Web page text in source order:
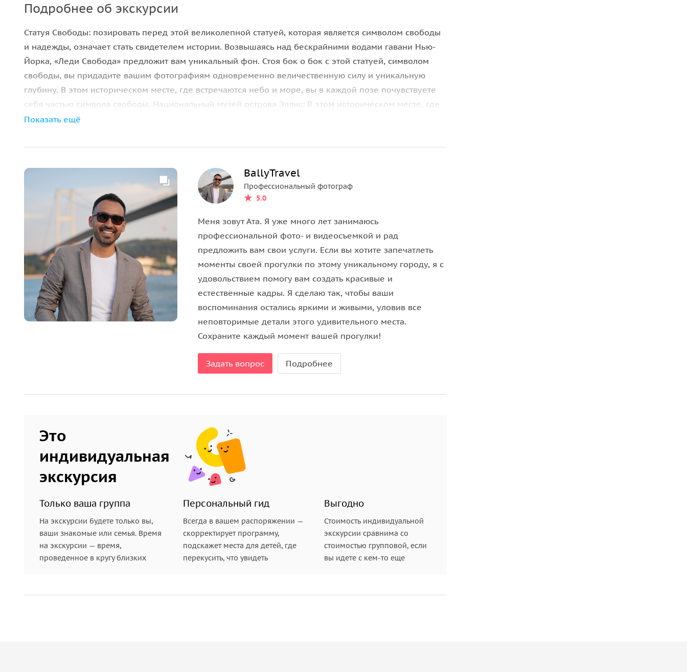
Подробнее об экскурсии
Статуя Свободы: позировать перед этой великолепной статуей, которая является символом свободы
и надежды, означает стать свидетелем истории. Возвышаясь над бескрайними водами гавани Нью-
Йорка, «Леди Свобода» предложит вам уникальный фон. Стоя бок о бок с этой статуей, символом
свободы, вы придадите вашим фотографиям одновременно величественную силу и уникальную
глубину. В этом историческом месте, где встречаются небо и море, вы в каждой позе почувствуете
себя частью символа свободы. Национальный музей острова Эллис: В этом историческом месте, где
миллионы иммигрантов сделали свои первые шаги в Америку, вас ждет не только фотосессия, но и
вашим фотографиям захватывающую текстуру. На этой земле, где иммигранты реализуют свои
с духом времени в утонченной и ностальгической атмосфере! Увлекательные детали: Стоя на фоне
массивного силуэта Статуи Свободы, вы почувствуете весь смысл свободы. Когда вы идете по
историческим коридорам острова Эллис, истории прошлого будут вплетены в ваши фотографии.
Каждый момент станет частью истории и эти воспоминания останутся с вами на всю жизнь!
Забронируйте номер прямо сейчас, чтобы сделать снимки, наполненные историей и свободой, в
самых знаковых местах Нью-Йорка! С помощью волшебства Леди Свободы и незабываемой
атмосферы острова Эллис создайте не просто кадр, а одно из самых особенных воспоминаний в
своей жизни!
Показать ещё
BallyTravel
Профессиональный фотограф
5.0
Меня зовут Ата. Я уже много лет занимаюсь
профессиональной фото- и видеосъемкой и рад
предложить вам свои услуги. Если вы хотите запечатлеть
моменты своей прогулки по этому уникальному городу, я с
удовольствием помогу вам создать красивые и
естественные кадры. Я сделаю так, чтобы ваши
воспоминания остались яркими и живыми, уловив все
неповторимые детали этого удивительного места.
Сохраните каждый момент вашей прогулки!
Задать вопрос Подробнее
Это
индивидуальная
экскурсия
Только ваша группа
На экскурсии будете только вы,
ваши знакомые или семья. Время
на экскурсии — время,
проведенное в кругу близких
Персональный гид
Всегда в вашем распоряжении —
скорректирует программу,
подскажет места для детей, где
перекусить, что увидеть
Выгодно
Стоимость индивидуальной
экскурсии сравнима со
стоимостью групповой, если
вы идете с кем-то еще